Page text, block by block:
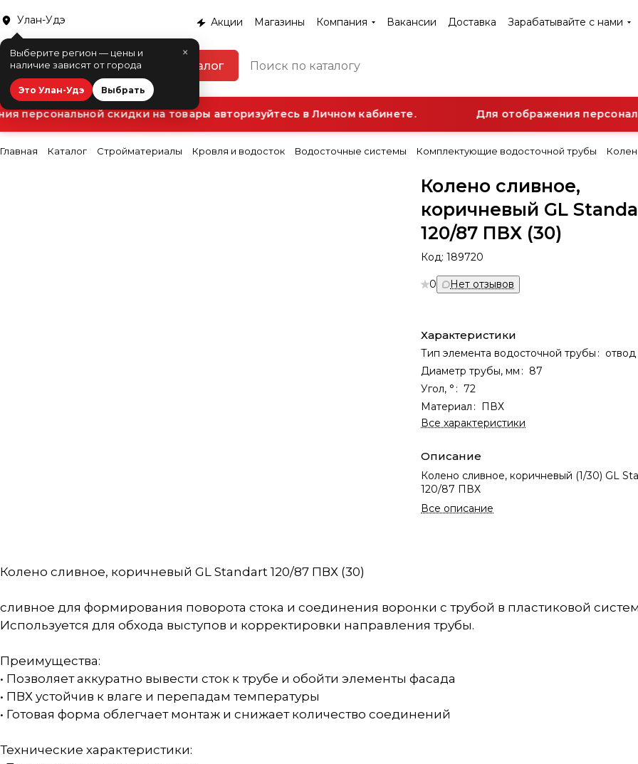
Улан-Удэ
×
Выберите регион — цены и
наличие зависят от города
Это Улан-Удэ Выбрать
Акции Магазины Компания Вакансии Доставка Зарабатывайте с нами
Каталог
персональной скидки на товары авторизуйтесь в Личном кабинете. Для отображения
Главная Каталог Стройматериалы Кровля и водосток Водосточные системы Комплектующие водосточной трубы
Колено сливное,
коричневый GL
120/87 ПВХ (30)
Код:189720
0 Нет отзывов
Характеристики
Тип элемента водосточной трубы : отвод
Диаметр трубы, мм : 87
Угол, ° : 72
Материал : ПВХ
Все характеристики
Описание
Колено сливное, коричневый (1/30) GL
120/87 ПВХ
Все описание
Колено сливное, коричневый GL Standart 120/87 ПВХ (30)
сливное для формирования поворота стока и соединения воронки с трубой в пластиковой
Используется для обхода выступов и корректировки направления трубы.
Преимущества:
• Позволяет аккуратно вывести сток к трубе и обойти элементы фасада
• ПВХ устойчив к влаге и перепадам температуры
• Готовая форма облегчает монтаж и снижает количество соединений
Технические характеристики: